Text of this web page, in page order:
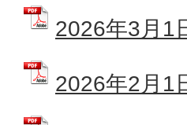
2026年3月1
2026年2月1